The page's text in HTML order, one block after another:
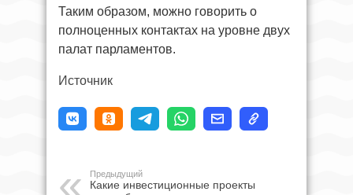
Таким образом, можно говорить о
полноценных контактах на уровне двух
палат парламентов.
Источник
Предыдущий
Какие инвестиционные проекты